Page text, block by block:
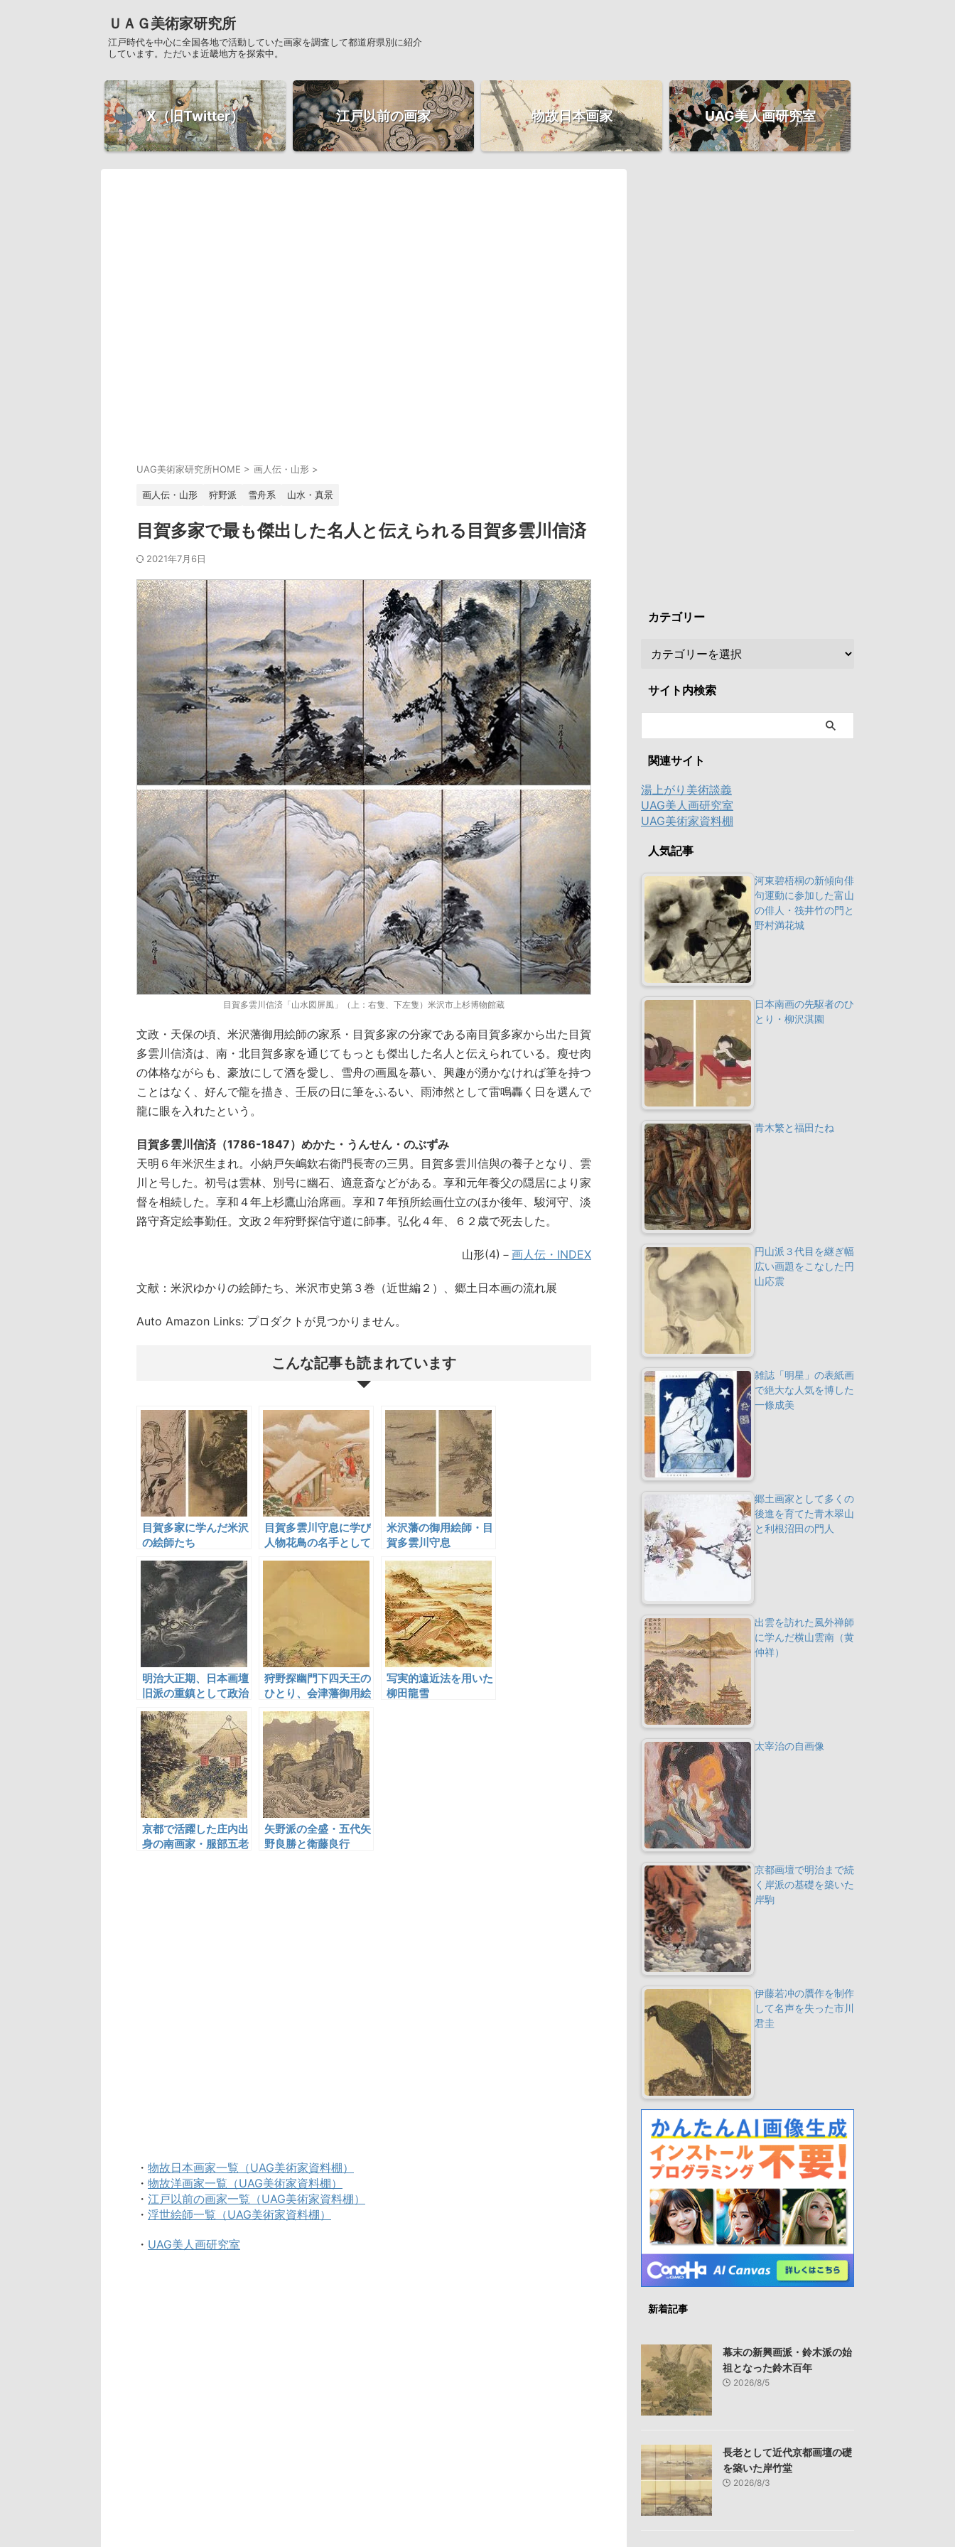
ＵＡＧ美術家研究所
江戸時代を中心に全国各地で活動していた画家を調査して都道府県別に紹介
しています。ただいま近畿地方を探索中。
X（旧Twitter） 江戸以前の画家 物故日本画家 UAG美人画研究室
UAG美術家研究所HOME > 画人伝・山形 >
画人伝・山形 狩野派 雪舟系 山水・真景
目賀多家で最も傑出した名人と伝えられる目賀多雲川信済
2021年7月6日
目賀多雲川信済「山水図屏風」（上：右隻、下左隻）米沢市上杉博物館蔵
文政・天保の頃、米沢藩御用絵師の家系・目賀多家の分家である南目賀多家から出た目賀
多雲川信済は、南・北目賀多家を通じてもっとも傑出した名人と伝えられている。瘦せ肉
の体格ながらも、豪放にして酒を愛し、雪舟の画風を慕い、興趣が湧かなければ筆を持つ
ことはなく、好んで龍を描き、壬辰の日に筆をふるい、雨沛然として雷鳴轟く日を選んで
龍に眼を入れたという。
目賀多雲川信済（1786-1847）めかた・うんせん・のぶずみ
天明６年米沢生まれ。小納戸矢嶋欽右衛門長寄の三男。目賀多雲川信與の養子となり、雲
川と号した。初号は雲林、別号に幽石、適意斎などがある。享和元年養父の隠居により家
督を相続した。享和４年上杉鷹山治席画。享和７年預所絵画仕立のほか後年、駿河守、淡
路守斉定絵事勤任。文政２年狩野探信守道に師事。弘化４年、６２歳で死去した。
山形(4)－ 画人伝・INDEX
文献：米沢ゆかりの絵師たち、米沢市史第３巻（近世編２）、郷土日本画の流れ展
Auto Amazon Links: プロダクトが見つかりません。
こんな記事も読まれています
目賀多家に学んだ米沢
の絵師たち
目賀多雲川守息に学び
人物花鳥の名手として
名を馳せた小田切寒松
米沢藩の御用絵師・目
賀多雲川守息
明治大正期、日本画壇
旧派の重鎮として政治
的手腕を発揮した下條
桂谷
狩野探幽門下四天王の
ひとり、会津藩御用絵
師・加藤遠澤
写実的遠近法を用いた
柳田龍雪
京都で活躍した庄内出
身の南画家・服部五老
矢野派の全盛・五代矢
野良勝と衛藤良行
・ 物故日本画家一覧（UAG美術家資料棚）
・ 物故洋画家一覧（UAG美術家資料棚）
・ 江戸以前の画家一覧（UAG美術家資料棚）
・ 浮世絵師一覧（UAG美術家資料棚）
・ UAG美人画研究室
カテゴリー
サイト内検索
関連サイト
湯上がり美術談義
UAG美人画研究室
UAG美術家資料棚
人気記事
河東碧梧桐の新傾向俳
句運動に参加した富山
の俳人・筏井竹の門と
野村満花城
日本南画の先駆者のひ
とり・柳沢淇園
青木繁と福田たね
円山派３代目を継ぎ幅
広い画題をこなした円
山応震
雑誌「明星」の表紙画
で絶大な人気を博した
一條成美
郷土画家として多くの
後進を育てた青木翠山
と利根沼田の門人
出雲を訪れた風外禅師
に学んだ横山雲南（黄
仲祥）
太宰治の自画像
京都画壇で明治まで続
く岸派の基礎を築いた
岸駒
伊藤若冲の贋作を制作
して名声を失った市川
君圭
新着記事
幕末の新興画派・鈴木派の始
祖となった鈴木百年
2026/8/5
長老として近代京都画壇の礎
を築いた岸竹堂
2026/8/3